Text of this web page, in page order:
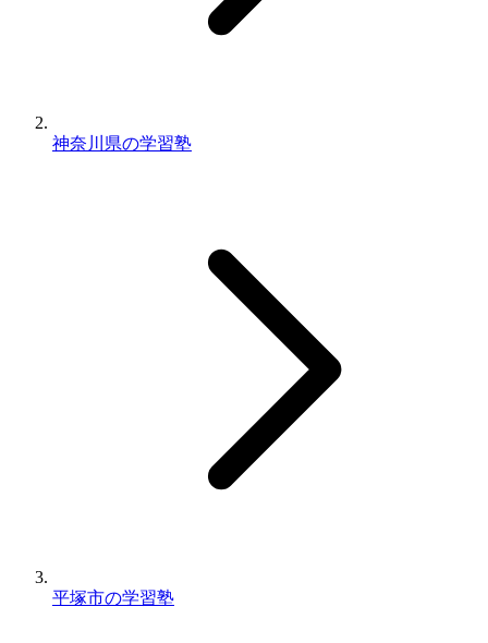
神奈川県の学習塾
平塚市の学習塾